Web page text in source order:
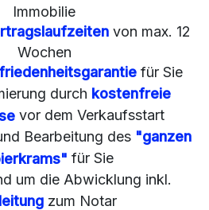
Immobilie
von max. 12
Wochen
für Sie
durch kostenfreie
vor dem Verkaufsstart
Bearbeitung des "ganzen
für Sie
um die Abwicklung inkl.
zum Notar